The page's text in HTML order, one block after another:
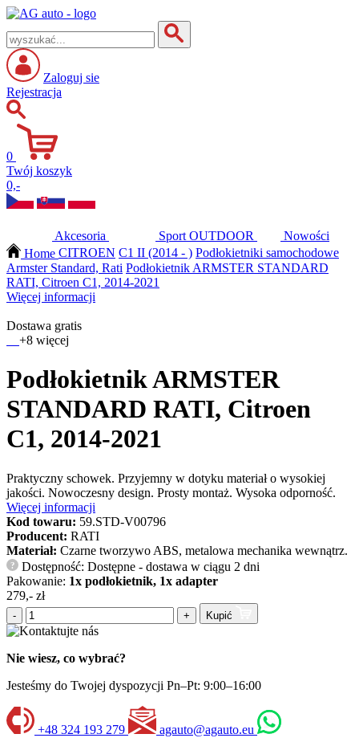
Zaloguj sie
Rejestracja
0
Twój koszyk
0,-
Akcesoria Sport OUTDOOR
Nowości
Home CITROEN C1 II (2014 - ) Podłokietniki samochodowe
Armster Standard, Rati Podłokietnik ARMSTER STANDARD
RATI, Citroen C1, 2014-2021
Więcej informacji
Dostawa gratis
+8 więcej
Podłokietnik ARMSTER
STANDARD RATI, Citroen
C1, 2014-2021
Praktyczny schowek. Przyjemny w dotyku materiał o wysokiej
jakości. Nowoczesny design. Prosty montaż. Wysoka odporność.
Więcej informacji
Kod towaru: 59.STD-V00796
Producent: RATI
Materiał: Czarne tworzywo ABS, metalowa mechanika wewnątrz.
?
Dostępność: Dostępne - dostawa w ciągu 2 dni
Pakowanie: 1x podłokietnik, 1x adapter
279,- zł
- + Kupić
Nie wiesz, co wybrać?
Jesteśmy do Twojej dyspozycji Pn–Pt: 9:00–16:00
+48 324 193 279 agauto@agauto.eu